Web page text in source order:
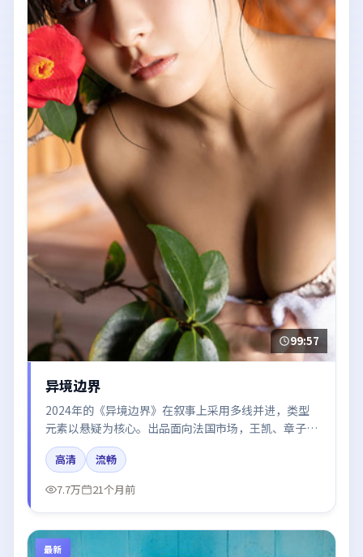
99:57
异境边界
2024年的《异境边界》在叙事上采用多线并进，类型
元素以悬疑为核心。出品面向法国市场，王凯、章子
怡、张译、河正宇、胡歌所饰角色推动关键反转，结尾
留白引发讨论。
高清
流畅
7.7万
21个月前
最新